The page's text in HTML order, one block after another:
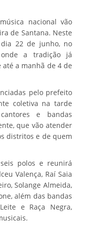
nacional vão
de Santana. Neste
dia 22 de junho, no
a tradição já
a manhã de 4 de
pelo prefeito
coletiva na tarde
e bandas
que vão atender
distritos e de quem
polos e reunirá
Valença, Raí Saia
Solange Almeida,
além das bandas
e Raça Negra,